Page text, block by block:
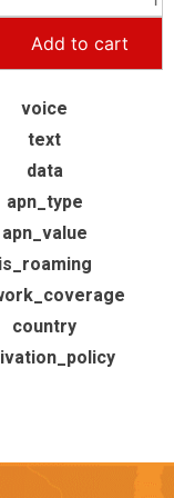
Add to cart
voice
text
data
apn_type
apn_value
is_roaming
country